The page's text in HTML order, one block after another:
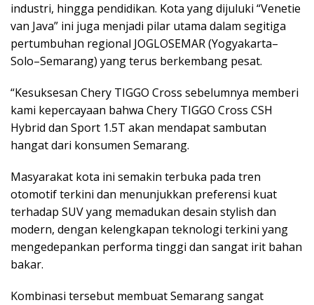
industri, hingga pendidikan. Kota yang dijuluki “Venetie
van Java” ini juga menjadi pilar utama dalam segitiga
pertumbuhan regional JOGLOSEMAR (Yogyakarta–
Solo–Semarang) yang terus berkembang pesat.
“Kesuksesan Chery TIGGO Cross sebelumnya memberi
kami kepercayaan bahwa Chery TIGGO Cross CSH
Hybrid dan Sport 1.5T akan mendapat sambutan
hangat dari konsumen Semarang.
Masyarakat kota ini semakin terbuka pada tren
otomotif terkini dan menunjukkan preferensi kuat
terhadap SUV yang memadukan desain stylish dan
modern, dengan kelengkapan teknologi terkini yang
mengedepankan performa tinggi dan sangat irit bahan
bakar.
Kombinasi tersebut membuat Semarang sangat